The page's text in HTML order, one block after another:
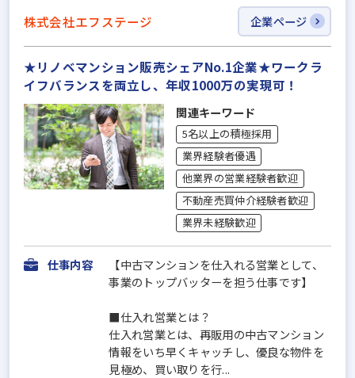
株式会社エフステージ 企業ページ
★リノベマンション販売シェアNo.1企業★ワークラ
イフバランスを両立し、年収1000万の実現可！
関連キーワード
5名以上の積極採用
業界経験者優遇
他業界の営業経験者歓迎
不動産売買仲介経験者歓迎
業界未経験歓迎
仕事内容
【中古マンションを仕入れる営業として、
事業のトップバッターを担う仕事です】
■仕入れ営業とは？
仕入れ営業とは、再販用の中古マンション
情報をいち早くキャッチし、優良な物件を
見極め、買い取りを行...